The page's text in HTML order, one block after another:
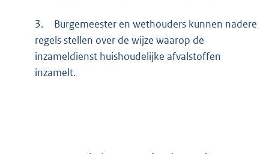
3.
Burgemeester en wethouders kunnen nadere
regels stellen over de wijze waarop de
inzameldienst huishoudelijke afvalstoffen
inzamelt.